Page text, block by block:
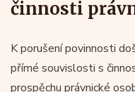
činnosti
K porušení povinnosti
přímé souvislosti s
prospěchu právnické